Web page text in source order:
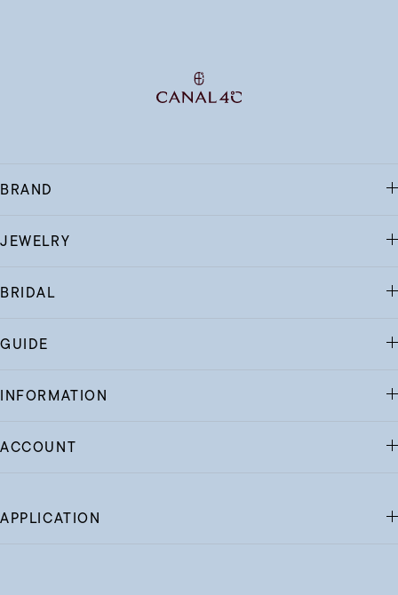
BRAND
JEWELRY
BRIDAL
GUIDE
INFORMATION
ACCOUNT
APPLICATION